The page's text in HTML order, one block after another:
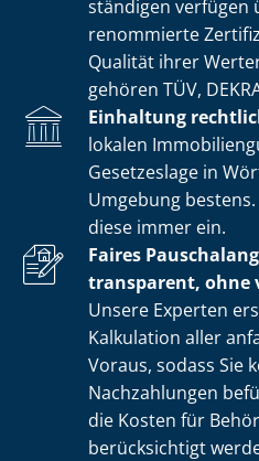
stän­di­gen verfügen
renommierte
Qualität ihrer
gehören TÜV,
Einhaltung
lokalen
Gesetzeslage in
Umgebung
diese immer ein.
Faires
transparent, ohne
Unsere Experten
Kalkulation aller
Voraus, sodass Sie
Nachzahlungen
die Kosten für
berücksichtigt